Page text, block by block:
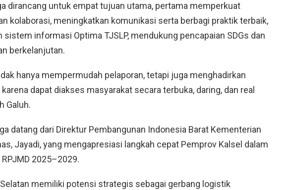
dirancang untuk empat tujuan utama, pertama memperkuat
kolaborasi, meningkatkan komunikasi serta berbagi praktik terbaik,
sistem informasi Optima TJSLP, mendukung pencapaian SDGs dan
berkelanjutan.
hanya mempermudah pelaporan, tetapi juga menghadirkan
dapat diakses masyarakat secara terbuka, daring, dan real
Galuh.
datang dari Direktur Pembangunan Indonesia Barat Kementerian
Jayadi, yang mengapresiasi langkah cepat Pemprov Kalsel dalam
2025–2029.
memiliki potensi strategis sebagai gerbang logistik